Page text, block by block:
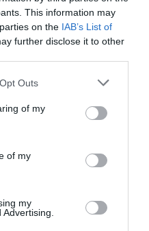
This information may
on the IAB’s List of
further disclose it to other
uses one or more Google
You may click to
and its third-party tags to
purposes in below Google
Outs
of my
of my
my